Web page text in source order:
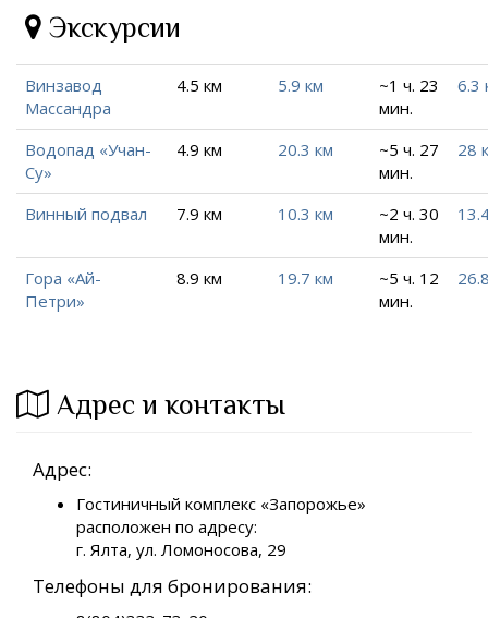
Экскурсии
Винзавод
Массандра
4.5 км 5.9 км
~1 ч. 23
мин.
6.3
Водопад «Учан-
Су»
4.9 км 20.3 км
~5 ч. 27
мин.
28
Винный подвал 7.9 км 10.3 км
~2 ч. 30
мин.
Гора «Ай-
Петри»
8.9 км 19.7 км
~5 ч. 12
мин.
Адрес и контакты
Адрес:
Гостиничный комплекс «Запорожье»
расположен по адресу:
г. Ялта, ул. Ломоносова, 29
Телефоны для бронирования: